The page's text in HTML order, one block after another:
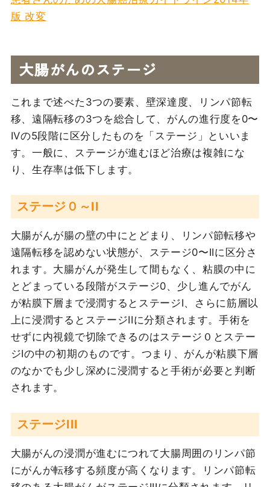
版 改変
大腸がんのステージ
これまで述べた3つの要素、壁深達度、リンパ節転
移、遠隔転移の3つを総合して、がんの進行度を0〜
IVの5段階に区分したものを「ステージ」といいま
す。一般に、ステージが進むほど治療は複雑にな
り、生存率は低下します。
ステージ０～II
大腸がんが腸の壁の中にとどまり、リンパ節転移や
遠隔転移を認めない状態が、ステージ0〜IIに区分さ
れます。大腸がんが発生して間もなく、粘膜の中に
とどまっている段階がステージ0、少し進んでがん
が粘膜下層まで浸潤するとステージI、さらに筋層以
上に浸潤するとステージIIに分類されます。手術を
せずに内視鏡で切除できるのはステージ０とステー
ジIの中の初期のものです。つまり、がんが粘膜下層
のなかでも少し深めに浸潤すると手術が必要と判断
されます。
ステージIII
大腸がんの浸潤が進むにつれて大腸周囲のリンパ節
にがんが転移する頻度が高くなります。リンパ節転